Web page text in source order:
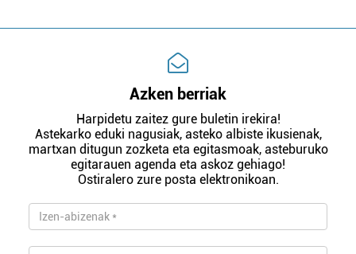
Azken berriak
Harpidetu zaitez gure buletin irekira!
Astekarko eduki nagusiak, asteko albiste ikusienak,
martxan ditugun zozketa eta egitasmoak, asteburuko
egitarauen agenda eta askoz gehiago!
Ostiralero zure posta elektronikoan.